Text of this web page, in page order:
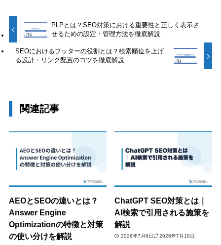
PLPとは？SEO対策における重要性と正しく表示さ
せるための設定・管理方法を徹底解説
SEOにおけるフッターの役割とは？検索順位を上げ
る設計・リンク配置のコツを徹底解説
関連記事
AEOとSEOの違いとは？
Answer Engine
Optimizationの特徴と対策
の使い分けを解説
ChatGPT SEO対策とは｜
AI検索で引用される施策を
解説
2026年7月6日 2026年7月18日